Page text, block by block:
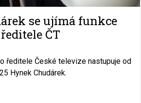
se ujímá funkce
ČT
ředitele České televize nastupuje od
Hynek Chudárek.